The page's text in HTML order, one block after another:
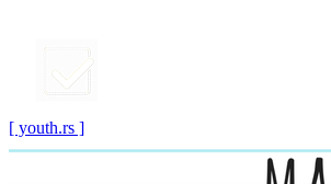
[ youth.rs ]